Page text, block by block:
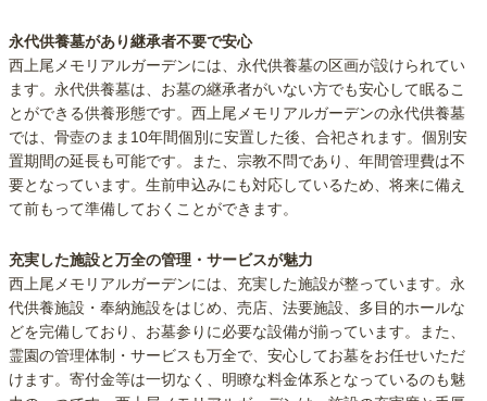
永代供養墓があり継承者不要で安心
西上尾メモリアルガーデンには、永代供養墓の区画が設けられてい
ます。永代供養墓は、お墓の継承者がいない方でも安心して眠るこ
とができる供養形態です。西上尾メモリアルガーデンの永代供養墓
では、骨壺のまま10年間個別に安置した後、合祀されます。個別安
置期間の延長も可能です。また、宗教不問であり、年間管理費は不
要となっています。生前申込みにも対応しているため、将来に備え
て前もって準備しておくことができます。
充実した施設と万全の管理・サービスが魅力
西上尾メモリアルガーデンには、充実した施設が整っています。永
代供養施設・奉納施設をはじめ、売店、法要施設、多目的ホールな
どを完備しており、お墓参りに必要な設備が揃っています。また、
霊園の管理体制・サービスも万全で、安心してお墓をお任せいただ
けます。寄付金等は一切なく、明瞭な料金体系となっているのも魅